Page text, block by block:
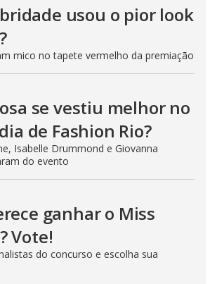
usou o pior look
mico no tapete vermelho da premiação
se vestiu melhor no
de Fashion Rio?
Isabelle Drummond e Giovanna
do evento
ganhar o Miss
Vote!
do concurso e escolha sua